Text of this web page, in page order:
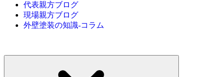
代表親方ブログ
現場親方ブログ
外壁塗装の知識-コラム